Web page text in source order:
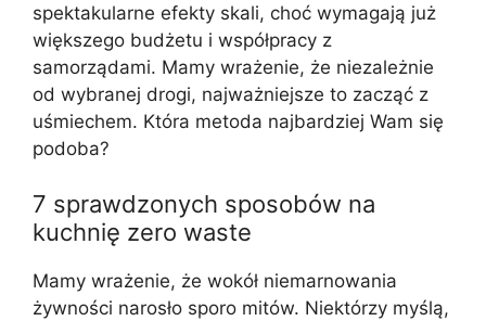
spektakularne efekty skali, choć wymagają już
większego budżetu i współpracy z
samorządami. Mamy wrażenie, że niezależnie
od wybranej drogi, najważniejsze to zacząć z
uśmiechem. Która metoda najbardziej Wam się
podoba?
7 sprawdzonych sposobów na
kuchnię zero waste
Mamy wrażenie, że wokół niemarnowania
żywności narosło sporo mitów. Niektórzy myślą,